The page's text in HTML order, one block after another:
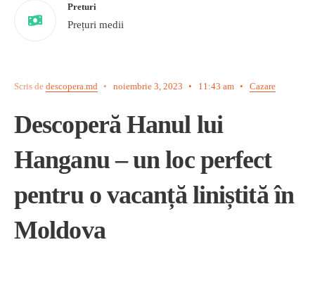
Preturi
Prețuri medii
Scris de descopera.md • noiembrie 3, 2023 • 11:43 am • Cazare
Descoperă Hanul lui
Hanganu – un loc perfect
pentru o vacanță liniștită în
Moldova